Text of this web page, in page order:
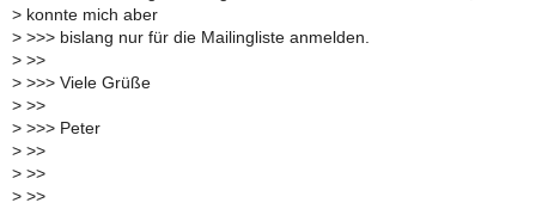
> konnte mich aber
> >>> bislang nur für die Mailingliste anmelden.
> >>
> >>> Viele Grüße
> >>
> >>> Peter
> >>
> >>
> >>